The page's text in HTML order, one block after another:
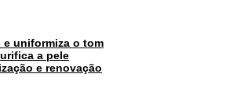
e uniformiza o tom
a pele
e renovação